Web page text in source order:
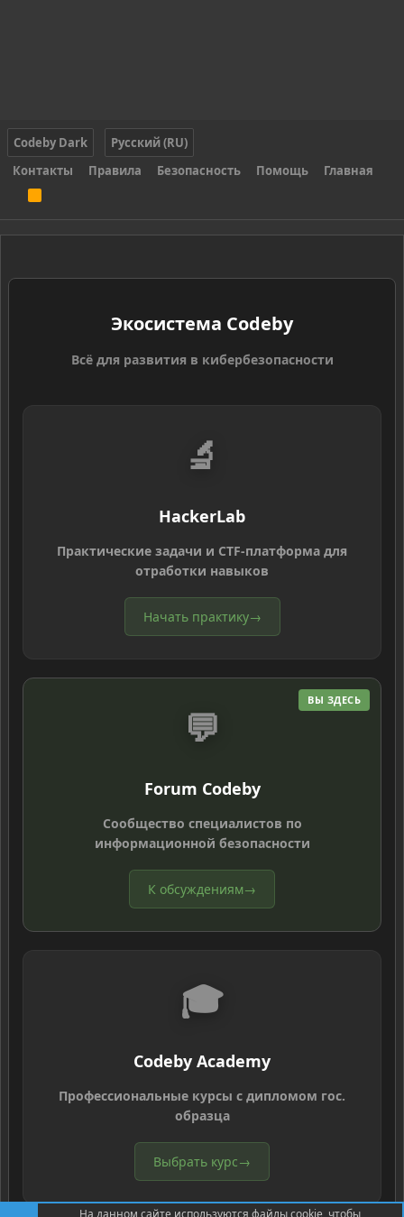
Codeby Dark
Русский (RU)
Контакты
Правила Безопасность Помощь Главная
S
Экосистема Codeby
Всё для развития в кибербезопасности
🔬
HackerLab
Практические задачи и CTF-платформа для
отработки навыков
Начать практику→
ВЫ ЗДЕСЬ
💬
Forum Codeby
Сообщество специалистов по
информационной безопасности
К обсуждениям→
🎓
Codeby Academy
Профессиональные курсы с дипломом гос.
образца
Выбрать курс→
На данном сайте используются файлы cookie, чтобы